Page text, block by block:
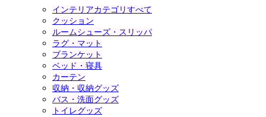
インテリアカテゴリすべて
クッション
ルームシューズ・スリッパ
ラグ・マット
ブランケット
ベッド・寝具
カーテン
収納・収納グッズ
バス・洗面グッズ
トイレグッズ